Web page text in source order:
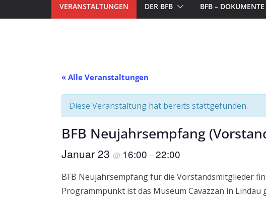
VERANSTALTUNGEN DER BFB BFB – DOKUMENTE
« Alle Veranstaltungen
Diese Veranstaltung hat bereits stattgefunden.
BFB Neujahrsempfang
Januar 23 @ 16:00 –22:00
BFB Neujahrsempfang für die Vorstandsmitglieder
Programmpunkt ist das Museum Cavazzan in